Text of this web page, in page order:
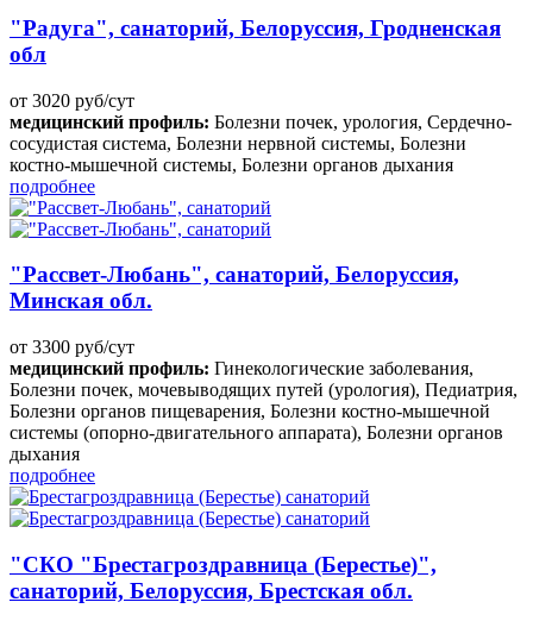
"Радуга", санаторий, Белоруссия, Гродненская
обл
от 3020 руб/сут
медицинский профиль: Болезни почек, урология, Сердечно-
сосудистая система, Болезни нервной системы, Болезни
костно-мышечной системы, Болезни органов дыхания
подробнее
"Рассвет-Любань", санаторий, Белоруссия,
Минская обл.
от 3300 руб/сут
медицинский профиль: Гинекологические заболевания,
Болезни почек, мочевыводящих путей (урология), Педиатрия,
Болезни органов пищеварения, Болезни костно-мышечной
системы (опорно-двигательного аппарата), Болезни органов
дыхания
подробнее
"СКО "Брестагроздравница (Берестье)",
санаторий, Белоруссия, Брестская обл.